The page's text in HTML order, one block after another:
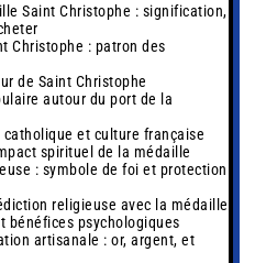
Saint Christophe : signification,
Christophe : patron des
de Saint Christophe
autour du port de la
et culture française
spirituel de la médaille
: symbole de foi et protection
religieuse avec la médaille
bénéfices psychologiques
artisanale : or, argent, et